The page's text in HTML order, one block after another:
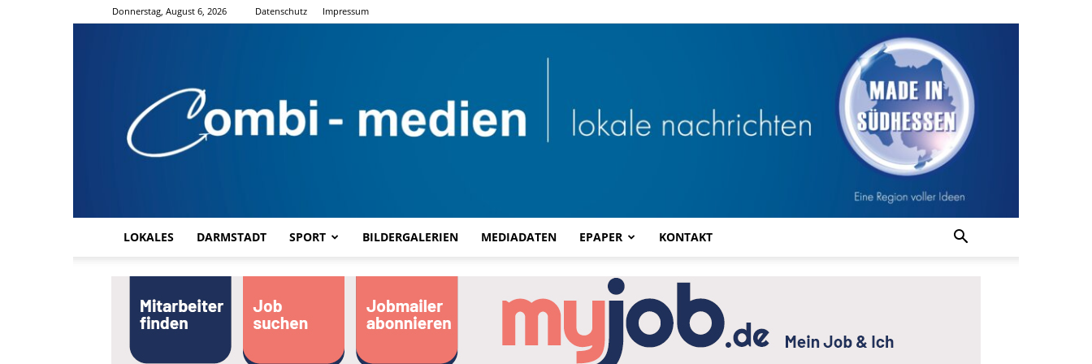
Donnerstag, August 6, 2026 Datenschutz Impressum
LOKALES DARMSTADT SPORT BILDERGALERIEN MEDIADATEN EPAPER KONTAKT